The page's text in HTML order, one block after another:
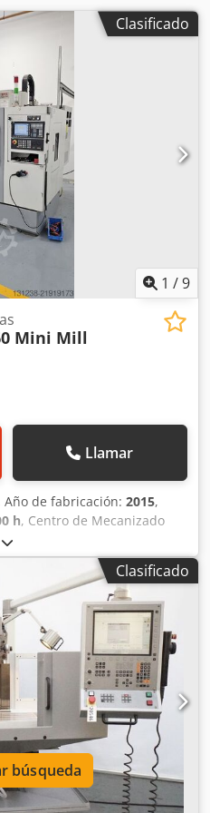
Clasificado
1 /9
Mini Mill
Llamar
Año de fabricación: 2015,
h, Centro de Mecanizado
Ejes Año de fabricación:
procedente de centro
de uso. Velocidad del
motor del husillo: 15 hp
de herramientas: 12
de herramienta: 8 segundos
eje Y: 400 mm Cedpfxjy
500 mm Dimensiones de la
husillo-mesa: 100 – 600 mm
Avance de corte: 1-20
300 kg Ranuras en T: 16
kg *En venta por Jet
Jet Machinery: #79162 Nº
Precio: £27,500.00 + IVA
lo posible para garantizar la
Clasificado
búsqueda